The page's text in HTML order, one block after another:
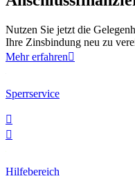
Nutzen Sie jetzt die
Ihre Zinsbindung neu zu
Mehr erfahren
Sperrservice


Hilfebereich